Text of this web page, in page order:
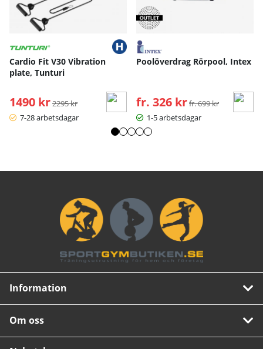
Cardio Fit V30 Vibration
plate, Tunturi
1490 kr Ordinarie pris:
2295 kr
7-28 arbetsdagar
Poolöverdrag Rörpool, Intex
fr. 326 kr Ordinarie pris:
fr. 699 kr
1-5 arbetsdagar
Information
Om oss